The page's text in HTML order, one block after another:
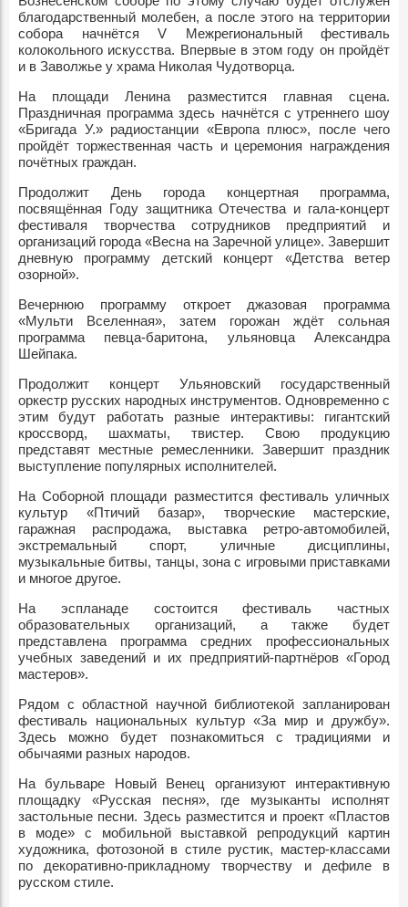
благодарственный молебен, а после этого на территории
собора начнётся V Межрегиональный фестиваль
колокольного искусства. Впервые в этом году он пройдёт
и в Заволжье у храма Николая Чудотворца.
На площади Ленина разместится главная сцена.
Праздничная программа здесь начнётся с утреннего шоу
«Бригада У.» радиостанции «Европа плюс», после чего
пройдёт торжественная часть и церемония награждения
почётных граждан.
Продолжит День города концертная программа,
посвящённая Году защитника Отечества и гала-концерт
фестиваля творчества сотрудников предприятий и
организаций города «Весна на Заречной улице». Завершит
дневную программу детский концерт «Детства ветер
озорной».
Вечернюю программу откроет джазовая программа
«Мульти Вселенная», затем горожан ждёт сольная
программа певца-баритона, ульяновца Александра
Шейпака.
Продолжит концерт Ульяновский государственный
оркестр русских народных инструментов. Одновременно с
этим будут работать разные интерактивы: гигантский
кроссворд, шахматы, твистер. Свою продукцию
представят местные ремесленники. Завершит праздник
выступление популярных исполнителей.
На Соборной площади разместится фестиваль уличных
культур «Птичий базар», творческие мастерские,
гаражная распродажа, выставка ретро-автомобилей,
экстремальный спорт, уличные дисциплины,
музыкальные битвы, танцы, зона с игровыми приставками
и многое другое.
На эспланаде состоится фестиваль частных
образовательных организаций, а также будет
представлена программа средних профессиональных
учебных заведений и их предприятий-партнёров «Город
мастеров».
Рядом с областной научной библиотекой запланирован
фестиваль национальных культур «За мир и дружбу».
Здесь можно будет познакомиться с традициями и
обычаями разных народов.
На бульваре Новый Венец организуют интерактивную
площадку «Русская песня», где музыканты исполнят
застольные песни. Здесь разместится и проект «Пластов
в моде» с мобильной выставкой репродукций картин
художника, фотозоной в стиле рустик, мастер-классами
по декоративно-прикладному творчеству и дефиле в
русском стиле.